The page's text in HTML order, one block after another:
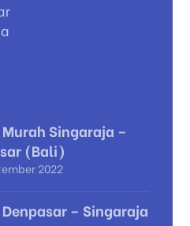
Singaraja –
(Bali)
2022
– Singaraja